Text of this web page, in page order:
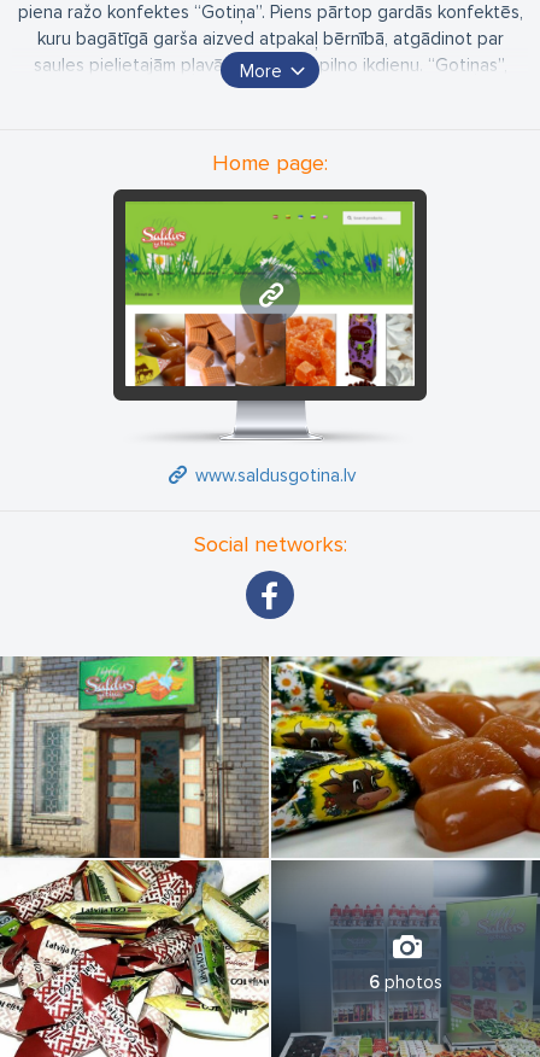
piena ražo konfektes “Gotiņa”. Piens pārtop gardās konfektēs,
kuru bagātīgā garša aizved atpakaļ bērnībā, atgādinot par
saules pielietajām pļavām un prieka pilno ikdienu. “Gotiņas”,
marmelādes, šerberti, īrisi, ogas šokolādē un citi kārumi ir mūsu
More
Home page:
www.saldusgotina.lv
www.saldusgotina.lv
Social networks:
6 photos